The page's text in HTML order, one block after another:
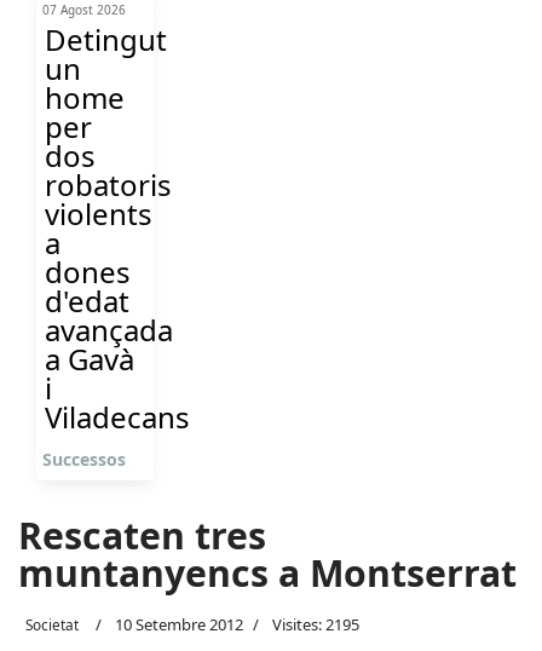
07 Agost 2026
Detingut
un
home
per
dos
robatoris
violents
a
dones
d'edat
avançada
a Gavà
i
Viladecans
Successos
Rescaten tres
muntanyencs a Montserrat
Societat 10 Setembre 2012 Visites: 2195